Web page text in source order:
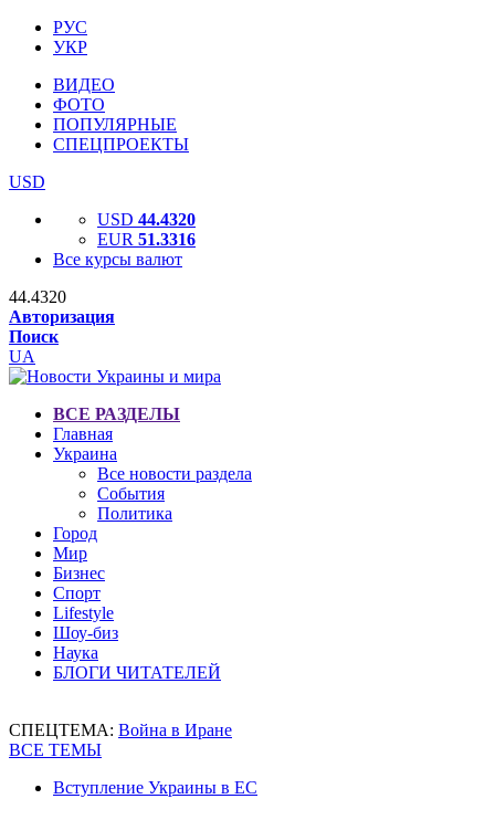
РУС
УКР
ВИДЕО
ФОТО
ПОПУЛЯРНЫЕ
СПЕЦПРОЕКТЫ
USD
USD 44.4320
EUR 51.3316
Все курсы валют
44.4320
Авторизация
Поиск
UA
ВСЕ РАЗДЕЛЫ
Главная
Украина
Все новости раздела
События
Политика
Город
Мир
Бизнес
Спорт
Lifestyle
Шоу-биз
Наука
БЛОГИ ЧИТАТЕЛЕЙ
СПЕЦТЕМА: Война в Иране
ВСЕ ТЕМЫ
Вступление Украины в ЕС